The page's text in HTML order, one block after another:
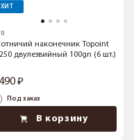
ХИТ
наконечник Topoint
двулезвийный 100gn (6 шт.)
Под заказ
В корзину